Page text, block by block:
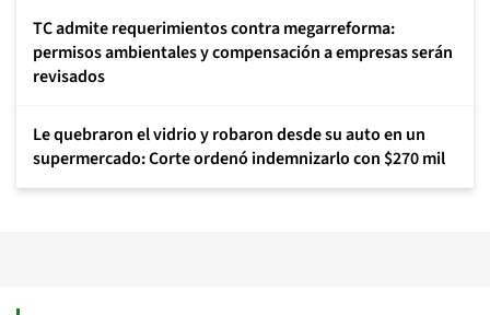
TC admite requerimientos contra megarreforma:
permisos ambientales y compensación a empresas serán
revisados
Le quebraron el vidrio y robaron desde su auto en un
supermercado: Corte ordenó indemnizarlo con $270 mil